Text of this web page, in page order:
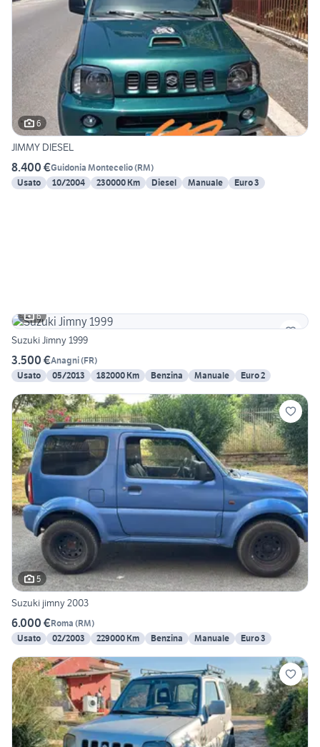
6
JIMMY DIESEL
8.400 €Guidonia Montecelio(RM)
Usato
10/2004 230000 Km Diesel Manuale Euro 3
6
Suzuki Jimny 1999
3.500 €Anagni(FR)
Usato
05/2013 182000 Km Benzina Manuale Euro 2
5
Suzuki jimny 2003
6.000 €Roma (RM)
Usato
02/2003 229000 Km Benzina Manuale Euro 3